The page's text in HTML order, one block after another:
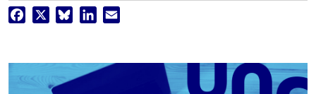
Facebook BlueskyLinkedIn